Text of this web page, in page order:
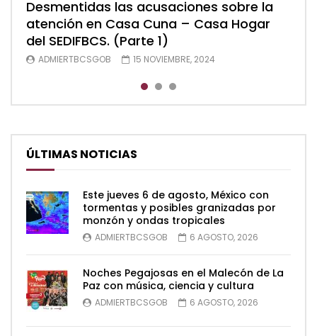
Desmentidas las acusaciones sobre la
atención en Casa Cuna – Casa Hogar
del SEDIFBCS. (Parte 1)
ADMIERTBCSGOB 15 NOVIEMBRE, 2024
Desmentidas las acusaciones sobre la
atención en Casa Cuna – Casa Hogar
del SEDIFBCS. (Parte 2)
ADMIERTBCSGOB 15 NOVIEMBRE, 2024
Desmentidas las acusaciones sobre la
atención en Casa Cuna – Casa Hogar
del SEDIFBCS (Parte 3)
ADMIERTBCSGOB 15 NOVIEMBRE, 2024
ÚLTIMAS NOTICIAS
Este jueves 6 de agosto, México con
tormentas y posibles granizadas por
monzón y ondas tropicales
ADMIERTBCSGOB 6 AGOSTO, 2026
Noches Pegajosas en el Malecón de La
Paz con música, ciencia y cultura
ADMIERTBCSGOB 6 AGOSTO, 2026